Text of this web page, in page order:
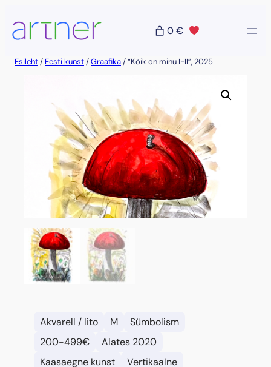
sisu
juurde
0 €
Esileht/ Eesti kunst/Graafika/ “Kõik on minu I-II”, 2025
Akvarell / lito M
Sümbolism
200-499€
Alates 2020
Kaasaegne kunst
Vertikaalne